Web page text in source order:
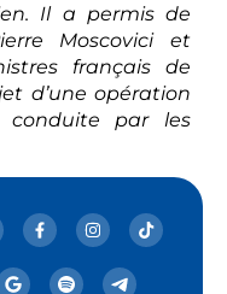
Il a permis de
Moscovici et
français de
d’une opération
conduite par les